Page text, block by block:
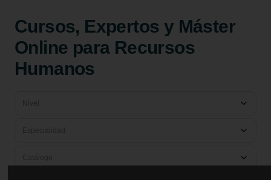
Cursos, Expertos y Máster
Online para Recursos
Humanos
Especialidad
Catálogo